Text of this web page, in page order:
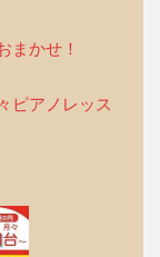
まかせ！
ピアノレッス